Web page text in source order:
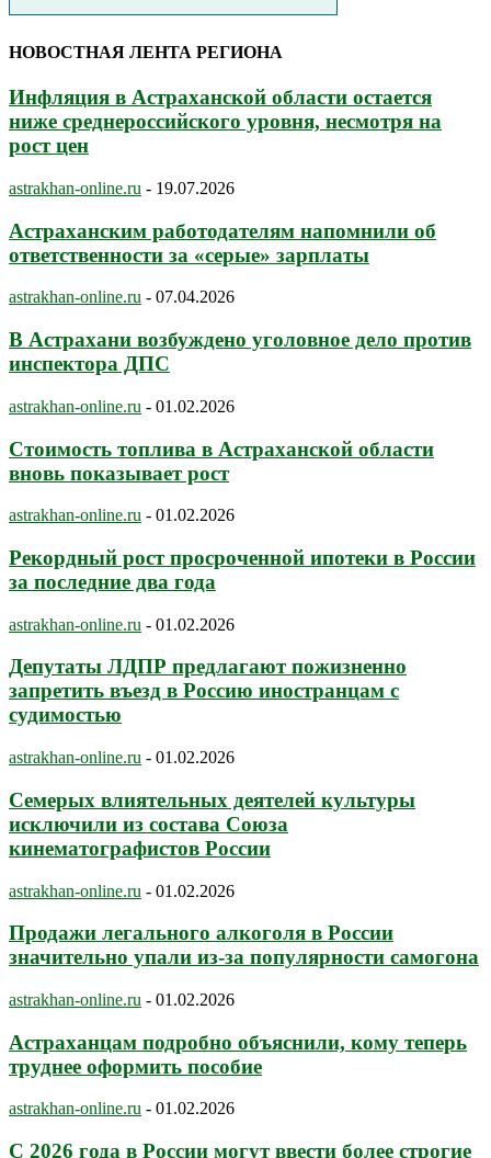
НОВОСТНАЯ ЛЕНТА РЕГИОНА
Инфляция в Астраханской области остается
ниже среднероссийского уровня, несмотря на
рост цен
astrakhan-online.ru - 19.07.2026
Астраханским работодателям напомнили об
ответственности за «серые» зарплаты
astrakhan-online.ru - 07.04.2026
В Астрахани возбуждено уголовное дело против
инспектора ДПС
astrakhan-online.ru - 01.02.2026
Стоимость топлива в Астраханской области
вновь показывает рост
astrakhan-online.ru - 01.02.2026
Рекордный рост просроченной ипотеки в России
за последние два года
astrakhan-online.ru - 01.02.2026
Депутаты ЛДПР предлагают пожизненно
запретить въезд в Россию иностранцам с
судимостью
astrakhan-online.ru - 01.02.2026
Семерых влиятельных деятелей культуры
исключили из состава Союза
кинематографистов России
astrakhan-online.ru - 01.02.2026
Продажи легального алкоголя в России
значительно упали из-за популярности самогона
astrakhan-online.ru - 01.02.2026
Астраханцам подробно объяснили, кому теперь
труднее оформить пособие
astrakhan-online.ru - 01.02.2026
С 2026 года в России могут ввести более строгие